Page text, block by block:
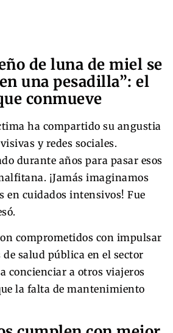
de luna de miel se
una pesadilla”: el
conmueve
ha compartido su angustia
y redes sociales.
durante años para pasar esos
¡Jamás imaginamos
en cuidados intensivos! Fue
comprometidos con impulsar
salud pública en el sector
concienciar a otros viajeros
la falta de mantenimiento